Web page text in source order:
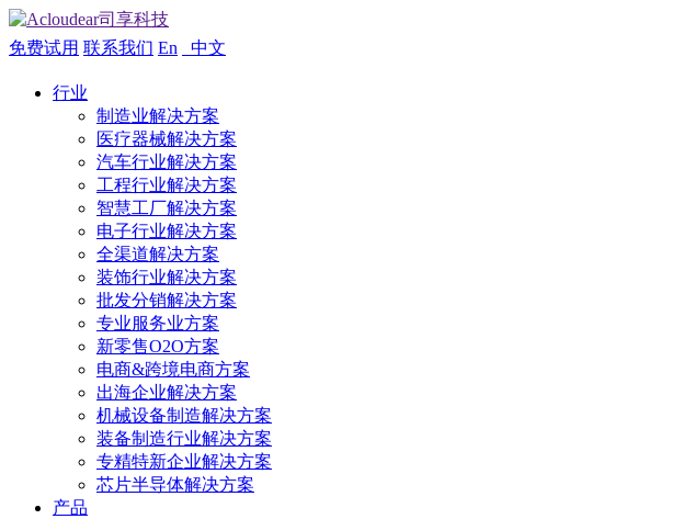
免费试用 联系我们 En 中文
行业
制造业解决方案
医疗器械解决方案
汽车行业解决方案
工程行业解决方案
智慧工厂解决方案
电子行业解决方案
全渠道解决方案
装饰行业解决方案
批发分销解决方案
专业服务业方案
新零售O2O方案
电商&跨境电商方案
出海企业解决方案
机械设备制造解决方案
装备制造行业解决方案
专精特新企业解决方案
芯片半导体解决方案
产品